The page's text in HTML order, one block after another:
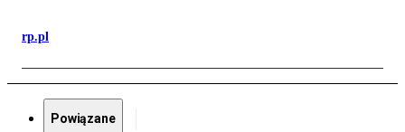
rp.pl
Powiązane